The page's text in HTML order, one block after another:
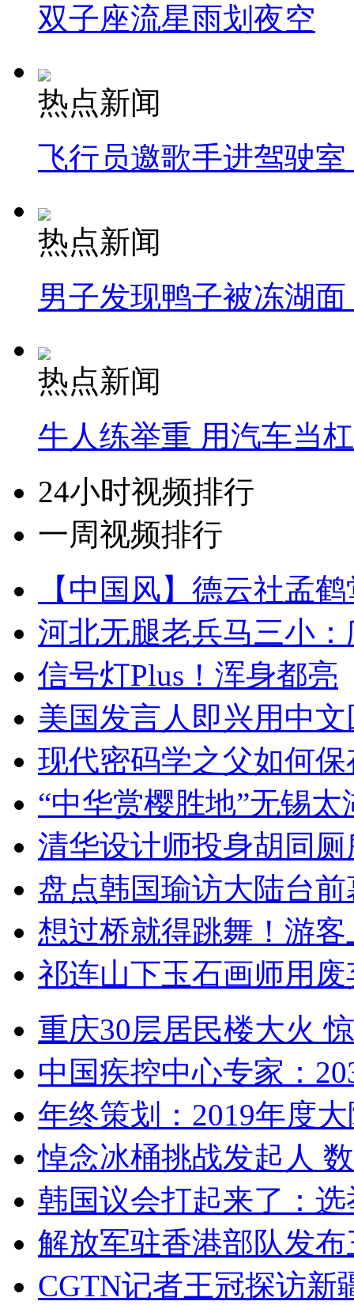
双子座流星雨划夜空
热点新闻
飞行员邀歌手进驾驶
热点新闻
男子发现鸭子被冻湖
热点新闻
牛人练举重 用汽车当
24小时视频排行
一周视频排行
【中国风】德云社孟
河北无腿老兵马三小
信号灯Plus！浑身都亮
美国发言人即兴用中
现代密码学之父如何
“中华赏樱胜地”无锡
清华设计师投身胡同
盘点韩国瑜访大陆台
想过桥就得跳舞！游客
祁连山下玉石画师用
重庆30层居民楼大火
中国疾控中心专家：
年终策划：2019年度
悼念冰桶挑战发起人
韩国议会打起来了：
解放军驻香港部队发
CGTN记者王冠探访新